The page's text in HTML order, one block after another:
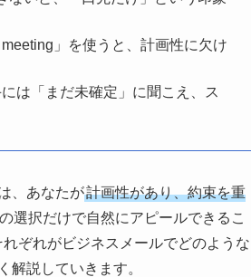
」を使うと、計画性に欠け
は「まだ未確定」に聞こえ、ス
、あなたが計画性があり、約束を重
選択だけで自然にアピールできるこ
ぞれがビジネスメールでどのような
解説していきます。